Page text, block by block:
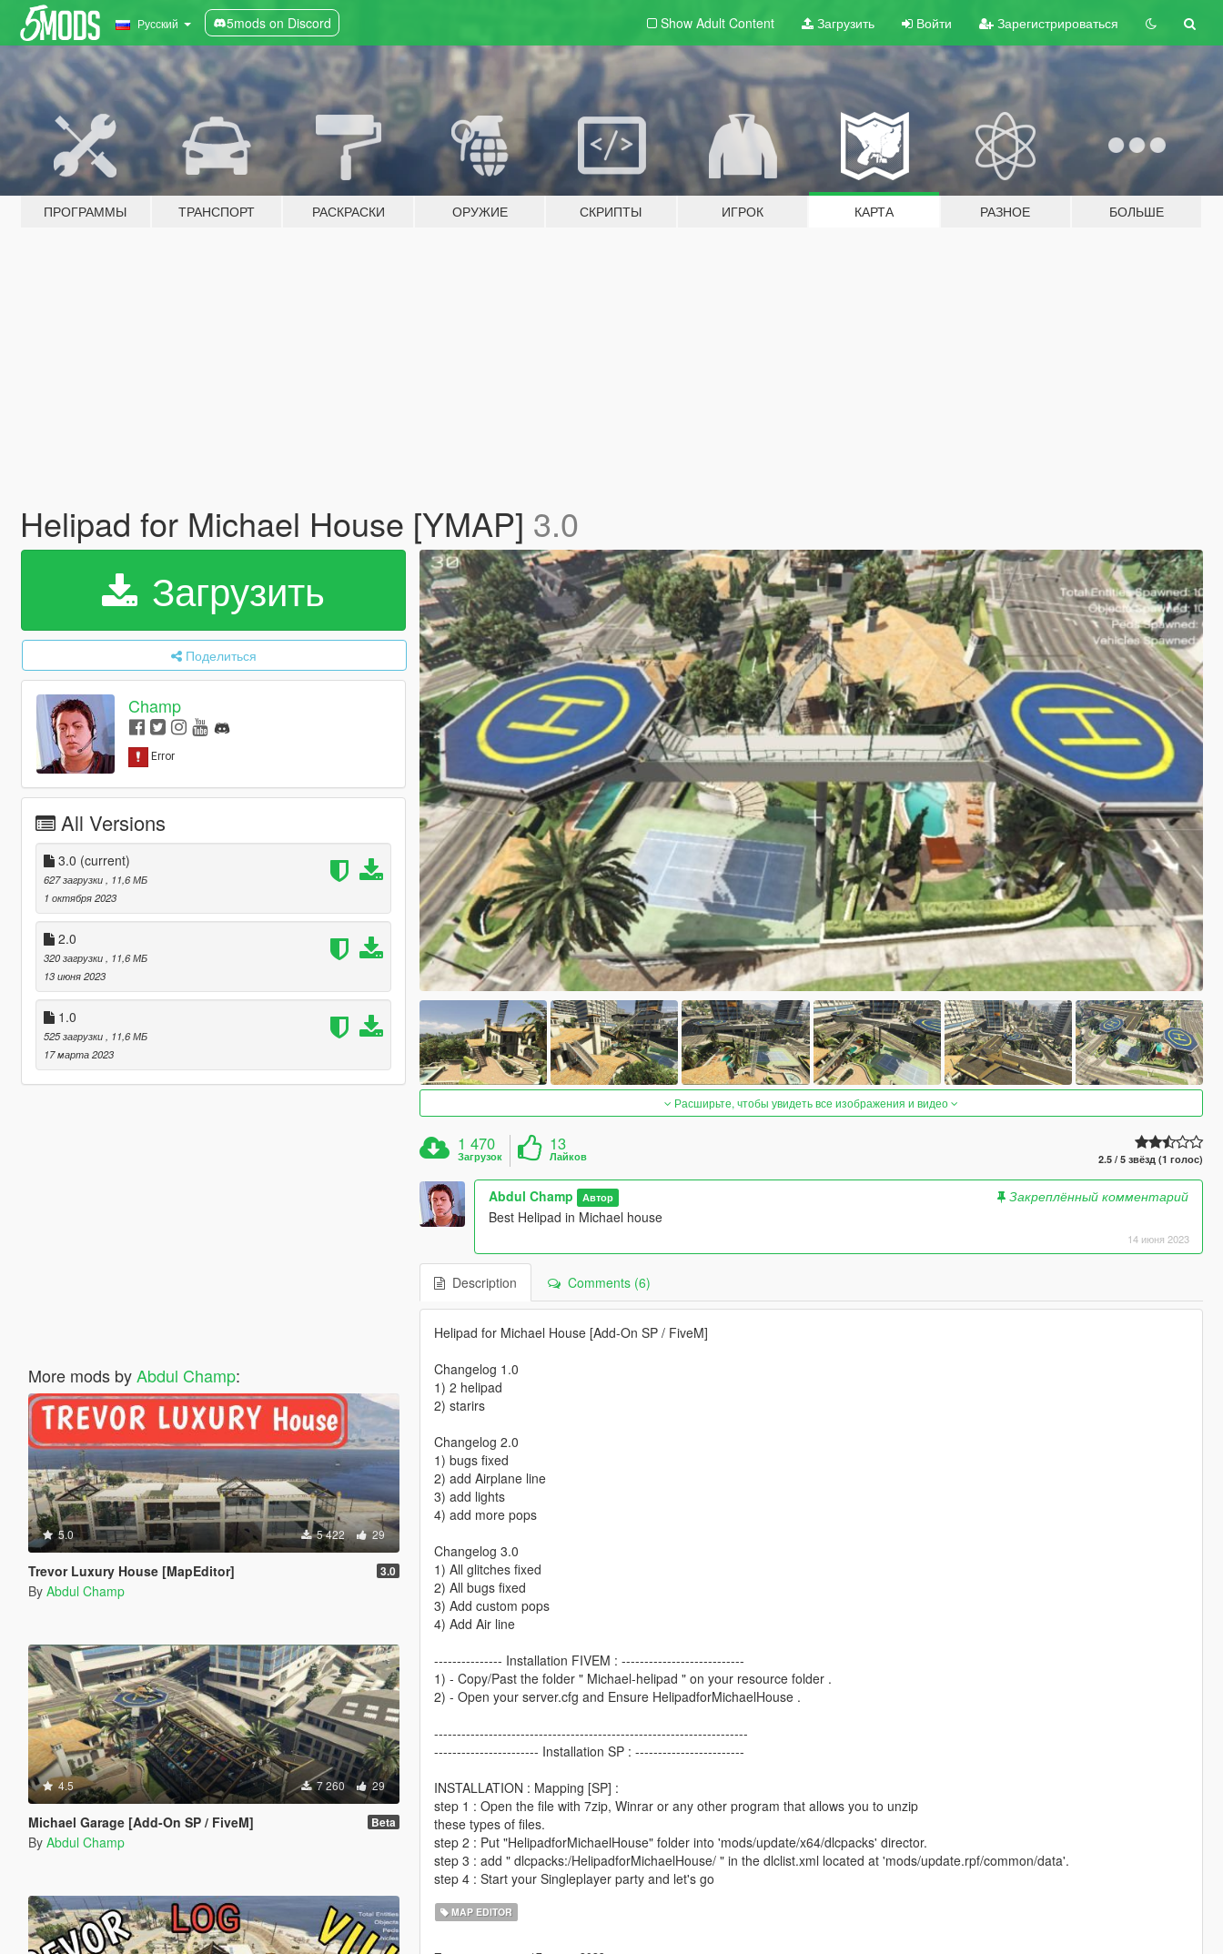
Русский 5mods on Discord Show Adult Content Загрузить Войти Зарегистрироваться
ПРОГРАММЫ ТРАНСПОРТ РАСКРАСКИ ОРУЖИЕ СКРИПТЫ ИГРОК КАРТА РАЗНОЕ БОЛЬШЕ
Helipad for Michael House [YMAP] 3.0
Загрузить
Поделиться
Champ
All Versions
3.0 (current)
627 загрузки
, 11,6 МБ
1 октября 2023
2.0
320 загрузки
, 11,6 МБ
13 июня 2023
1.0
525 загрузки
, 11,6 МБ
17 марта 2023
More mods byAbdul Champ:
5.0 5 422 29
Trevor Luxury House [MapEditor] 3.0
By Abdul Champ
4.5 7 260 29
Michael Garage [Add-On SP / FiveM] Beta
By Abdul Champ
Расширьте, чтобы увидеть все изображения и видео
1 470
Загрузок
13
Лайков 2.5 / 5 звёзд (1 голос)
Abdul Champ Автор
Закреплённый комментарий
Best Helipad in Michael house
14 июня 2023
Description Comments (6)
Helipad for Michael House [Add-On SP / FiveM]
Changelog 1.0
1) 2 helipad
2) starirs
Changelog 2.0
1) bugs fixed
2) add Airplane line
3) add lights
4) add more pops
Changelog 3.0
1) All glitches fixed
2) All bugs fixed
3) Add custom pops
4) Add Air line
--------------- Installation FIVEM : ---------------------------
1) - Copy/Past the folder " Michael-helipad " on your resource folder .
2) - Open your server.cfg and Ensure HelipadforMichaelHouse .
---------------------------------------------------------------------
----------------------- Installation SP : ------------------------
INSTALLATION : Mapping [SP] :
step 1 : Open the file with 7zip, Winrar or any other program that allows you to unzip
these types of files.
step 2 : Put "HelipadforMichaelHouse" folder into 'mods/update/x64/dlcpacks' director.
step 3 : add " dlcpacks:/HelipadforMichaelHouse/ " in the dlclist.xml located at 'mods/update.rpf/common/data'.
step 4 : Start your Singleplayer party and let's go
MAP EDITOR